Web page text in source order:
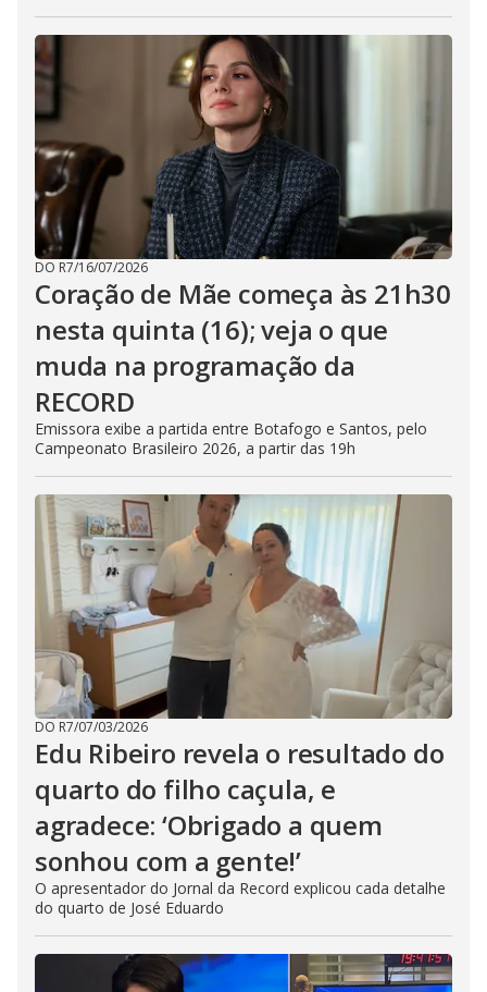
DO R7/16/07/2026
Coração de Mãe começa às 21h30
nesta quinta (16); veja o que
muda na programação da
RECORD
Emissora exibe a partida entre Botafogo e Santos, pelo
Campeonato Brasileiro 2026, a partir das 19h
DO R7/07/03/2026
Edu Ribeiro revela o resultado do
quarto do filho caçula, e
agradece: ‘Obrigado a quem
sonhou com a gente!’
O apresentador do Jornal da Record explicou cada detalhe
do quarto de José Eduardo